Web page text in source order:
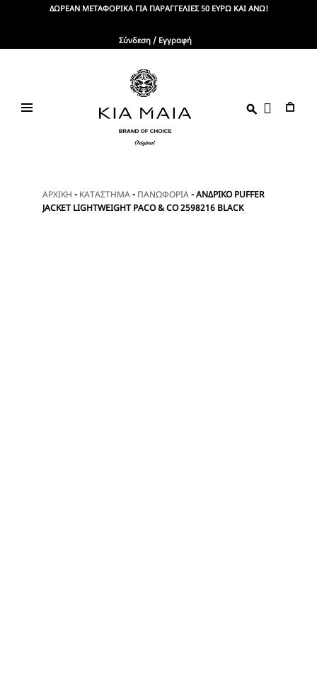
ΔΩΡΕΑΝ ΜΕΤΑΦΟΡΙΚΑ ΓΙΑ ΠΑΡΑΓΓΕΛΙΕΣ 50 ΕΥΡΩ ΚΑΙ ΑΝΩ!
Σύνδεση / Εγγραφή
ΑΡΧΙΚΗ - ΚΑΤΑΣΤΗΜΑ- ΠΑΝΩΦΟΡΙΑ-ΑΝΔΡΙΚΟ PUFFER
JACKET LIGHTWEIGHT PACO & CO 2598216 BLACK